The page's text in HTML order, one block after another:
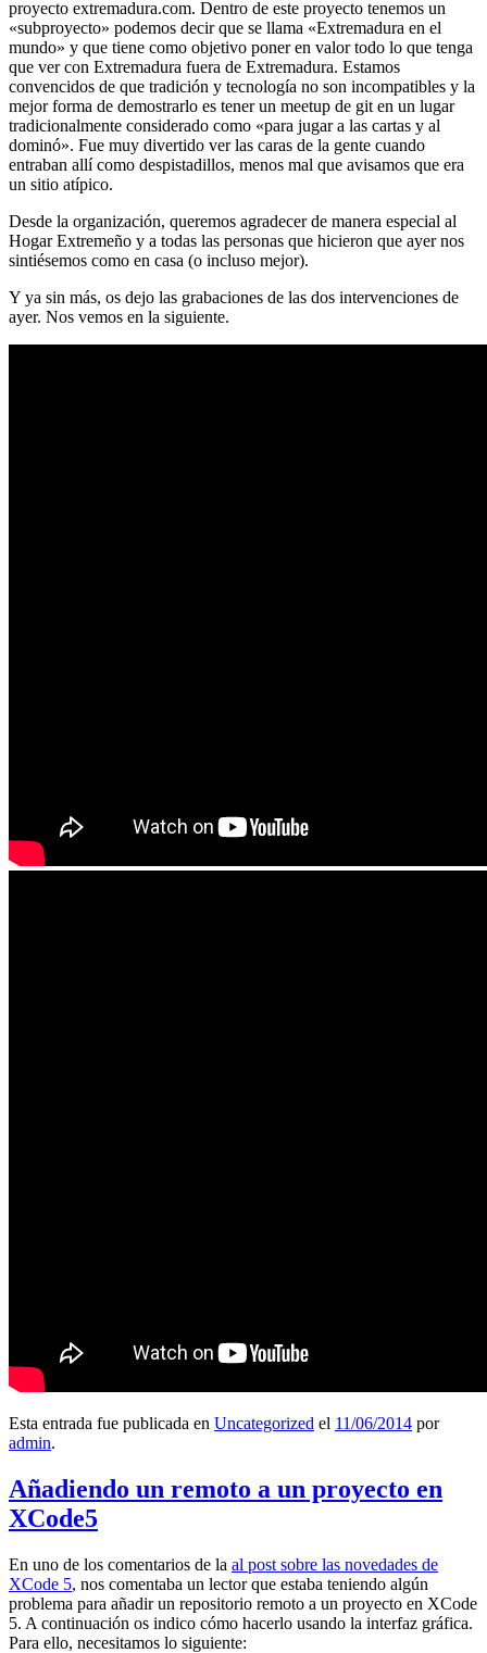
proyecto extremadura.com. Dentro de este proyecto tenemos un
«subproyecto» podemos decir que se llama «Extremadura en el
mundo» y que tiene como objetivo poner en valor todo lo que tenga
que ver con Extremadura fuera de Extremadura. Estamos
convencidos de que tradición y tecnología no son incompatibles y la
mejor forma de demostrarlo es tener un meetup de git en un lugar
tradicionalmente considerado como «para jugar a las cartas y al
dominó». Fue muy divertido ver las caras de la gente cuando
entraban allí como despistadillos, menos mal que avisamos que era
un sitio atípico.
Desde la organización, queremos agradecer de manera especial al
Hogar Extremeño y a todas las personas que hicieron que ayer nos
sintiésemos como en casa (o incluso mejor).
Y ya sin más, os dejo las grabaciones de las dos intervenciones de
ayer. Nos vemos en la siguiente.
Esta entrada fue publicada en Uncategorized el 11/06/2014 por
admin.
Añadiendo un remoto a un proyecto en
XCode5
En uno de los comentarios de la al post sobre las novedades de
XCode 5, nos comentaba un lector que estaba teniendo algún
problema para añadir un repositorio remoto a un proyecto en XCode
5. A continuación os indico cómo hacerlo usando la interfaz gráfica.
Para ello, necesitamos lo siguiente: